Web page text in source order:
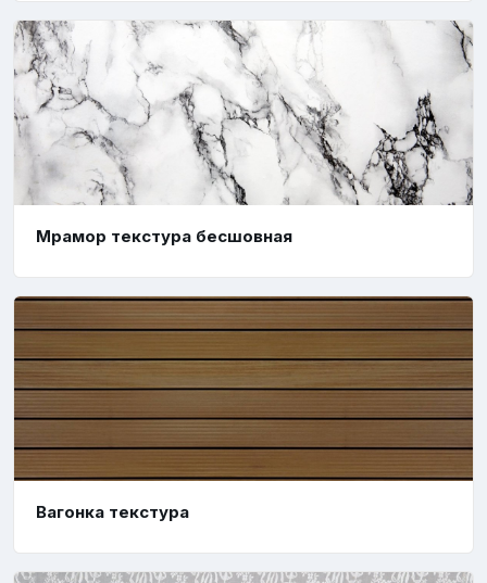
Мрамор текстура бесшовная
Вагонка текстура